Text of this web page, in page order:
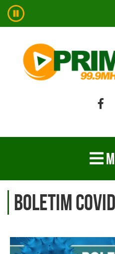
BOLETIM